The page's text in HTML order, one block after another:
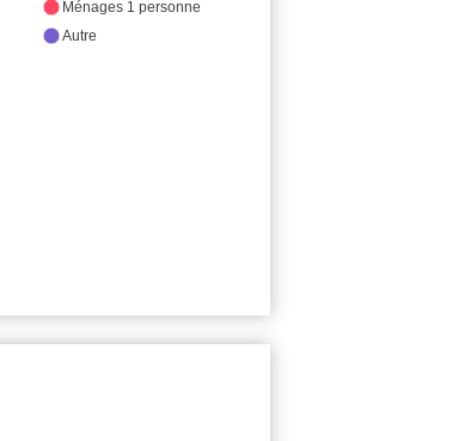
Ménages 1 personne
Autre